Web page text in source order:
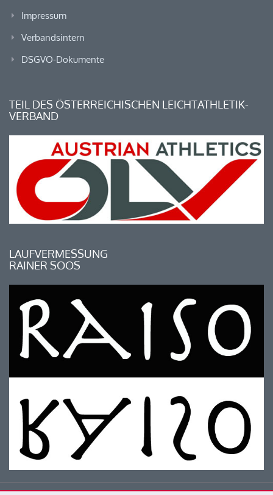
Impressum
Verbandsintern
DSGVO-Dokumente
TEIL DES ÖSTERREICHISCHEN LEICHTATHLETIK-
VERBAND
LAUFVERMESSUNG
RAINER SOOS